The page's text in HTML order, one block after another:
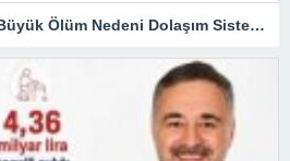
TÜİK: Kırklareli’nde En Büyük Ölüm Nedeni Dolaşım Sistemi Hastalıkları